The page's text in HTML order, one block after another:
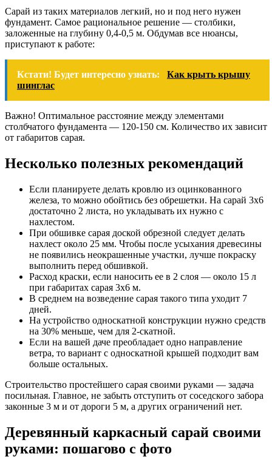
Сарай из таких материалов легкий, но и под него нужен
фундамент. Самое рациональное решение — столбики,
заложенные на глубину 0,4-0,5 м. Обдумав все нюансы,
приступают к работе:
Кстати! Будет интересно узнать:
Как крыть крышу
шинглас
Важно! Оптимальное расстояние между элементами
столбчатого фундамента — 120-150 см. Количество их зависит
от габаритов сарая.
Несколько полезных рекомендаций
Если планируете делать кровлю из оцинкованного
железа, то можно обойтись без обрешетки. На сарай 3х6
достаточно 2 листа, но укладывать их нужно с
нахлестом.
При обшивке сарая доской обрезной следует делать
нахлест около 25 мм. Чтобы после усыхания древесины
не появились неокрашенные участки, лучше покраску
выполнить перед обшивкой.
Расход краски, если наносить ее в 2 слоя — около 15 л
при габаритах сарая 3х6 м.
В среднем на возведение сарая такого типа уходит 7
дней.
На устройство односкатной конструкции нужно средств
на 30% меньше, чем для 2-скатной.
Если на вашей даче преобладает одно направление
ветра, то вариант с односкатной крышей подходит вам
больше остальных.
Строительство простейшего сарая своими руками — задача
посильная. Главное, не забыть отступить от соседского забора
законные 3 м и от дороги 5 м, а других ограничений нет.
Деревянный каркасный сарай своими
руками: пошагово с фото